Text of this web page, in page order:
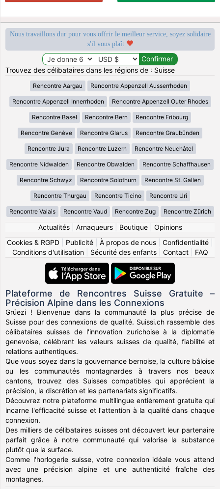
Nous travaillons dur pour vous offrir le meilleur service, soyez solidaire
s'il vous plaît
Trouvez des célibataires dans les régions de : Suisse
Rencontre Aargau Rencontre Appenzell Ausserrhoden
Rencontre Appenzell Innerrhoden Rencontre Appenzell Outer Rhodes
Rencontre Basel Rencontre Bern Rencontre Fribourg
Rencontre Genève Rencontre Glarus Rencontre Graubünden
Rencontre Jura Rencontre Luzern Rencontre Neuchâtel
Rencontre Nidwalden Rencontre Obwalden Rencontre Schaffhausen
Rencontre Schwyz Rencontre Solothurn Rencontre St. Gallen
Rencontre Thurgau Rencontre Ticino Rencontre Uri
Rencontre Valais Rencontre Vaud Rencontre Zug Rencontre Zürich
Actualités| Arnaqueurs| Boutique| Opinions
Cookies & RGPD
Publicité À propos de nous Confidentialité
Conditions d'utilisation| Sécurité des enfants| Contact| FAQ
Plateforme de Rencontres Suisse Gratuite –
Précision Alpine dans les Connexions
Grüezi ! Bienvenue dans la communauté la plus précise de
Suisse pour des connexions de qualité. Suissi.ch rassemble des
célibataires suisses de l'innovation zurichoise à la diplomatie
genevoise, célébrant les valeurs suisses de qualité, fiabilité et
relations authentiques.
Que vous soyez dans la gouvernance bernoise, la culture bâloise
ou les communautés montagnardes à travers nos beaux
cantons, trouvez des Suisses compatibles qui apprécient la
précision, la discrétion et les partenariats significatifs.
Découvrez notre plateforme multilingue entièrement gratuite qui
incarne l'efficacité suisse et l'attention à la qualité dans chaque
connexion.
Des milliers de célibataires suisses ont découvert leur partenaire
parfait grâce à notre communauté qui valorise la substance
plutôt que la surface.
Comme l'horlogerie suisse, votre connexion idéale vous attend
avec une précision alpine et une authenticité fraîche des
montagnes.